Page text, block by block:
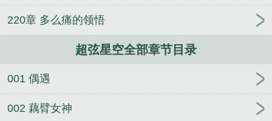
但当代大学生
鸣佐不作为，我和斑爷给打个样
武
这个皇帝不仅摆烂，还没有素质
烟火围城 痴情替身，全书首富
220章 多么痛的领悟
超弦星空全部章节目录
001 偶遇
002 藕臂女神